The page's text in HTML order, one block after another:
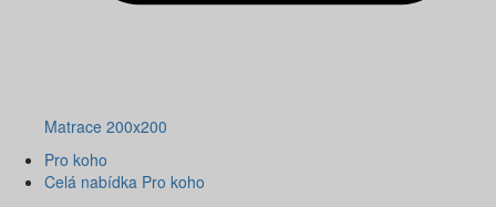
Matrace 200x200
Pro koho
Celá nabídka Pro koho